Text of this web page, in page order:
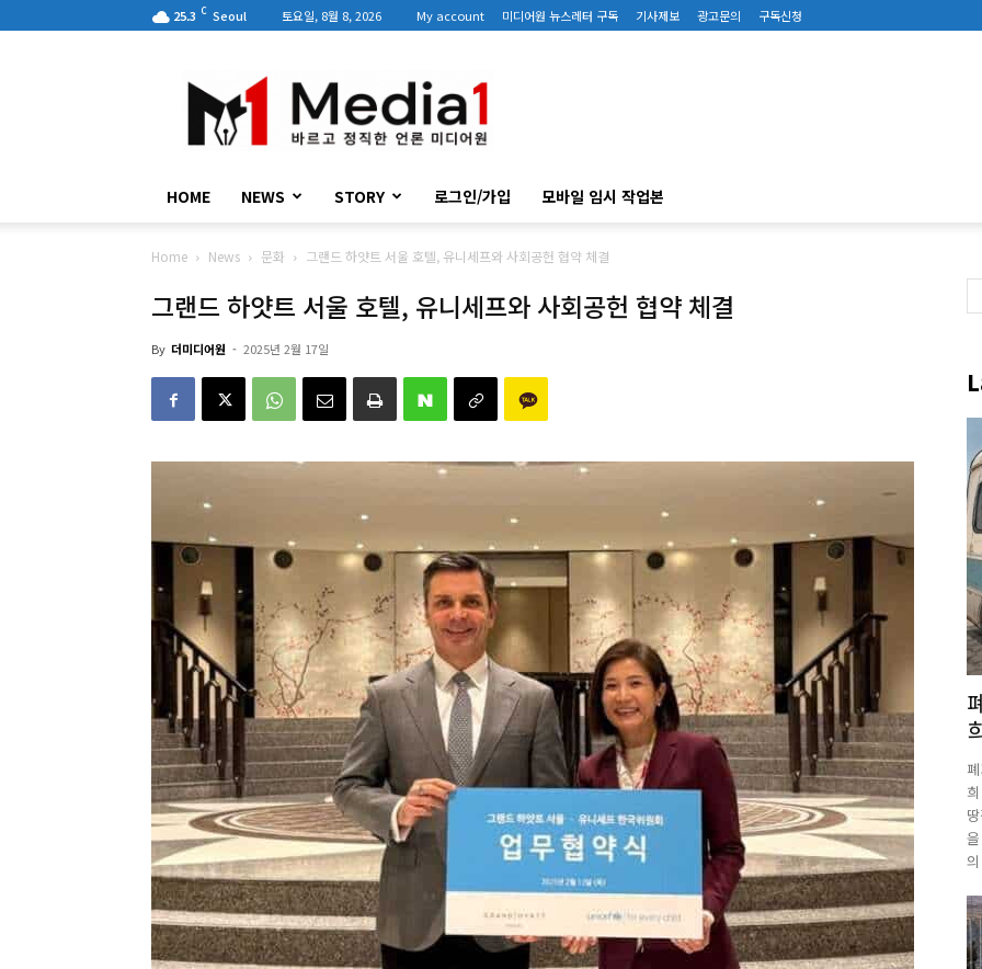
25.3 C Seoul 토요일, 8월 8, 2026 My account 미디어원 뉴스레터 구독 기사제보 광고문의 구독신청
디
어
원
HOME NEWS STORY 로그인/가입 모바일 임시 작업본
Home News 문화 그랜드 하얏트 서울 호텔, 유니세프와 사회공헌 협약 체결
그랜드 하얏트 서울 호텔, 유니세프와 사회공헌 협약 체결
By 더미디어원 - 2025년 2월 17일